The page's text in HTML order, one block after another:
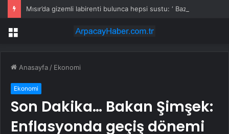
Menü
Anasayfa / Ekonomi
Ekonomi
Son Dakika… Bakan Şimşek:
Enflasyonda geçiş dönemi